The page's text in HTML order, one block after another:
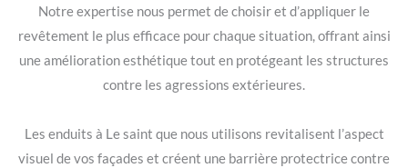
Notre expertise nous permet de choisir et d’appliquer le
revêtement le plus efficace pour chaque situation, offrant ainsi
une amélioration esthétique tout en protégeant les structures
contre les agressions extérieures.
Les enduits à Le saint que nous utilisons revitalisent l’aspect
visuel de vos façades et créent une barrière protectrice contre